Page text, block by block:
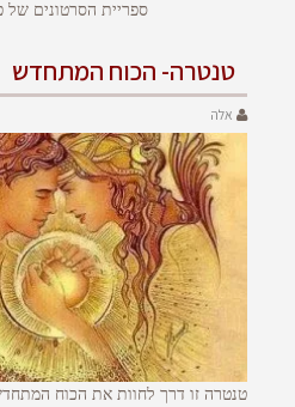
ספריית הסרטונים של
טנטרה- הכוח המתחדש
אלה
טנטרה זו דרך לחוות את הכוח